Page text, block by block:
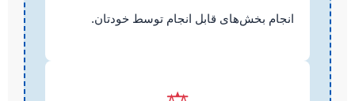
انجام بخش‌های قابل انجام توسط خودتان.